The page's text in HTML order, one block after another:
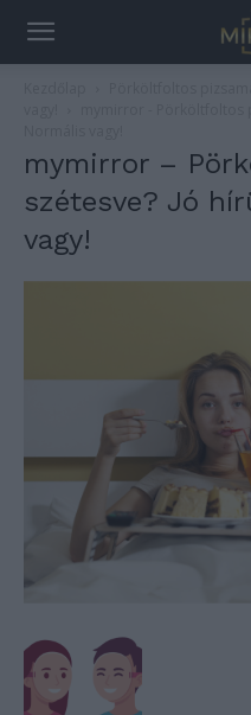
mymirror –
szétesve? Jó
vagy!